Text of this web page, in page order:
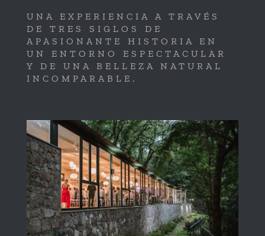
UNA EXPERIENCIA A TRAVÉS
DE TRES SIGLOS DE
APASIONANTE HISTORIA EN
UN ENTORNO ESPECTACULAR
Y DE UNA BELLEZA NATURAL
INCOMPARABLE.